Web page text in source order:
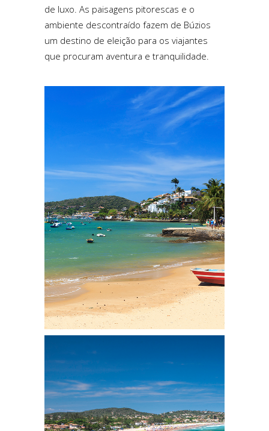
de luxo. As paisagens pitorescas e o
ambiente descontraído fazem de Búzios
um destino de eleição para os viajantes
que procuram aventura e tranquilidade.